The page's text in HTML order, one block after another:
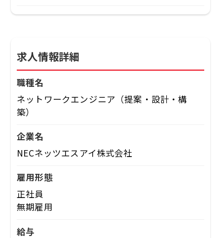
求人情報詳細
職種名
ネットワークエンジニア（提案・設計・構
築）
企業名
NECネッツエスアイ株式会社
雇用形態
正社員
無期雇用
給与